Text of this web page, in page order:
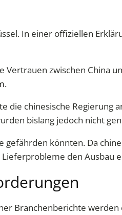
In einer offiziellen
Vertrauen zwischen China
chinesische Regierung
bislang jedoch nicht
gefährden könnten. Da
den Ausbau
Branchenberichte